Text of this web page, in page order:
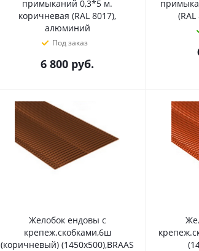
примыканий 0,3*5 м.
коричневая (RAL 8017),
алюминий
Под заказ
6 800 руб.
Желобок ендовы с
крепеж.скобками,6ш
(коричневый) (1450х500),BRAAS